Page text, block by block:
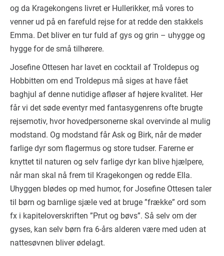
og da Kragekongens livret er Hullerikker, må vores to
venner ud på en farefuld rejse for at redde den stakkels
Emma. Det bliver en tur fuld af gys og grin – uhygge og
hygge for de små tilhørere.
Josefine Ottesen har lavet en cocktail af Troldepus og
Hobbitten om end Troldepus må siges at have fået
baghjul af denne nutidige afløser af højere kvalitet. Her
får vi det søde eventyr med fantasygenrens ofte brugte
rejsemotiv, hvor hovedpersonerne skal overvinde al mulig
modstand. Og modstand får Ask og Birk, når de møder
farlige dyr som flagermus og store tudser. Farerne er
knyttet til naturen og selv farlige dyr kan blive hjælpere,
når man skal nå frem til Kragekongen og redde Ella.
Uhyggen blødes op med humor, for Josefine Ottesen taler
til børn og barnlige sjæle ved at bruge ”frække” ord som
fx i kapiteloverskriften ”Prut og bøvs”. Så selv om der
gyses, kan selv børn fra 6-års alderen være med uden at
nattesøvnen bliver ødelagt.